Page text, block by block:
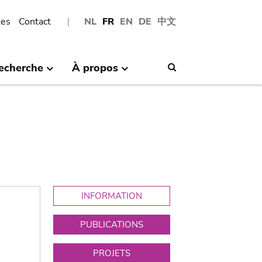
NL FR EN DE 中文
Contact
À propos
INFORMATION
PUBLICATIONS
PROJETS